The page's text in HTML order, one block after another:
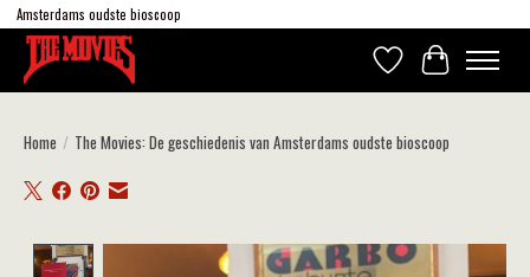
Amsterdams oudste bioscoop
VerlanglijstWinkelwagen
Home / The Movies: De geschiedenis van Amsterdams oudste bioscoop
Product image slideshow Items